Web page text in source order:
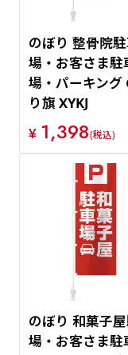
のぼり 整骨院
場・お客さま駐
場・パーキング
り旗 XYKJ
¥ 1,398(税込)
のぼり 和菓子
場・お客さま駐